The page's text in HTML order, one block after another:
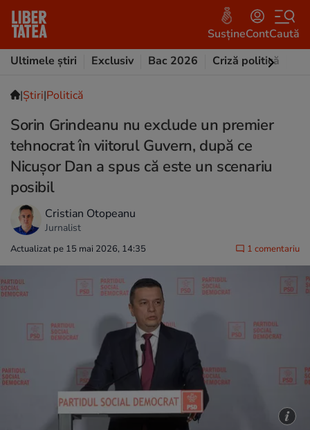
SusțineContCaută
Ultimele știri
Exclusiv Bac 2026 Criză politică
|Ştiri|Politică
Sorin Grindeanu nu exclude un premier
tehnocrat în viitorul Guvern, după ce
Nicușor Dan a spus că este un scenariu
posibil
Cristian Otopeanu
Jurnalist
Actualizat pe 15 mai 2026, 14:35 1 comentariu